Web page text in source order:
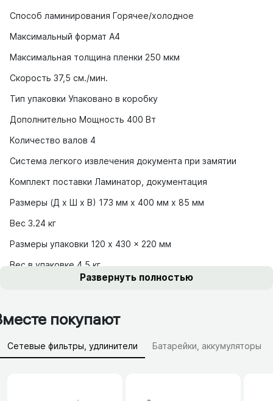
Способ ламинирования Горячее/холодное
Максимальный формат A4
Максимальная толщина пленки 250 мкм
Скорость 37,5 см./мин.
Тип упаковки Упаковано в коробку
Дополнительно Мощность 400 Вт
Количество валов 4
Система легкого извлечения документа при замятии
Комплект поставки Ламинатор, документация
Размеры (Д х Ш х В) 173 мм х 400 мм х 85 мм
Вес 3.24 кг
Размеры упаковки 120 x 430 x 220 мм
Вес в упаковке 4.5 кг
Развернуть полностью
покупают
Сетевые фильтры, удлинители Батарейки, аккумуляторы